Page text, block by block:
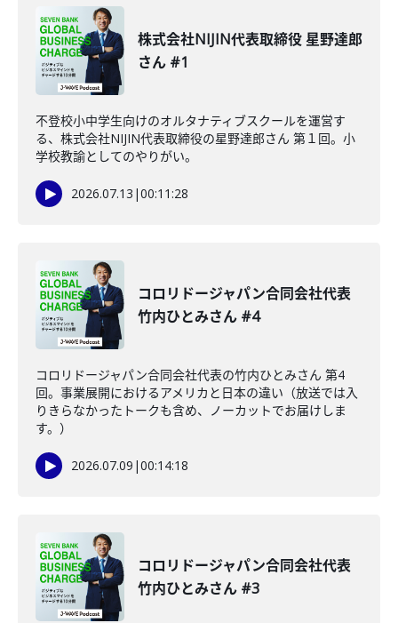
株式会社NIJIN代表取締役 星野達郎
さん #1
不登校小中学生向けのオルタナティブスクールを運営す
る、株式会社NIJIN代表取締役の星野達郎さん 第１回。小
学校教諭としてのやりがい。
2026.07.13 |00:11:28
コロリドージャパン合同会社代表
竹内ひとみさん #4
コロリドージャパン合同会社代表の竹内ひとみさん 第4
回。事業展開におけるアメリカと日本の違い（放送では入
りきらなかったトークも含め、ノーカットでお届けしま
す。）
2026.07.09 |00:14:18
コロリドージャパン合同会社代表
竹内ひとみさん #3